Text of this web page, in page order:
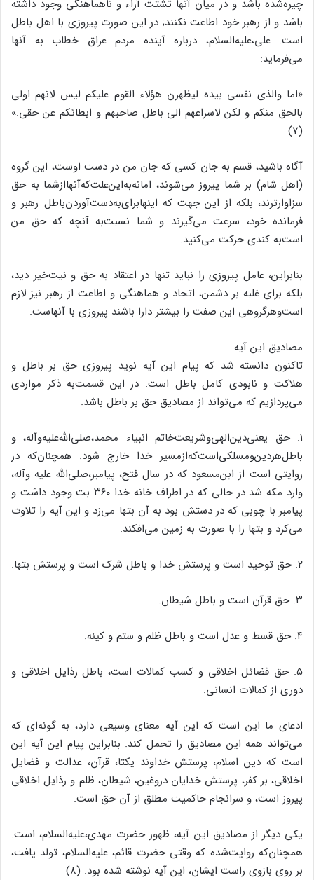
چیره‌‌شده باشد و در میان آنها تشتت آراء و ناهماهنگى وجود داشته
باشد و از رهبر خود اطاعت نکنند; در این صورت پیروزى با اهل باطل
است. على،علیه‌‌السلام، درباره آینده مردم عراق خطاب به آنها
مى‌‌فرماید:
«اما والذى نفسى بیده لیظهرن هؤلاء القوم علیکم لیس لانهم اولى
بالحق منکم و لکن لاسراعهم الى باطل صاحبهم و ابطائکم عن حقى.»
(7)
آگاه باشید، قسم به جان کسى که جان من در دست اوست، این گروه
(اهل شام) بر شما پیروز مى‌‌شوند، امانه‌‌به‌‌این‌‌علت‌‌که‌‌آنهاازشما به حق
سزاوارترند، بلکه از این جهت که اینهابراى‌‌به‌‌دست‌‌آوردن‌‌باطل رهبر و
فرمانده خود، سرعت مى‌‌گیرند و شما نسبت‌‌به آنچه که حق من
است‌‌به کندى حرکت مى‌‌کنید.
بنابراین، عامل پیروزى را نباید تنها در اعتقاد به حق و نیت‌‌خیر دید،
بلکه براى غلبه بر دشمن، اتحاد و هماهنگى و اطاعت از رهبر نیز لازم
است‌‌وهرگروهى این صفت را بیشتر دارا باشند پیروزى با آنهاست.
مصادیق این آیه
تاکنون دانسته شد که پیام این آیه نوید پیروزى حق بر باطل و
هلاکت و نابودى کامل باطل است. در این قسمت‌‌به ذکر مواردى
مى‌‌پردازیم که مى‌‌تواند از مصادیق حق بر باطل باشد.
۱. حق یعنى‌‌دین‌‌الهى‌‌وشریعت‌‌خاتم انبیاء محمد،صلى‌‌الله‌‌علیه‌‌وآله، و
باطل‌‌هردین‌‌ومسلکى‌‌است‌‌که‌‌ازمسیر خدا خارج شود. همچنان‌‌که در
روایتى است از ابن‌‌مسعود که در سال فتح، پیامبر،صلى‌‌الله علیه وآله،
وارد مکه شد در حالى که در اطراف خانه خدا ۳۶۰ بت وجود داشت و
پیامبر با چوبى که در دستش بود به آن بتها مى‌‌زد و این آیه را تلاوت
مى‌‌کرد و بتها را با صورت به زمین مى‌‌افکند.
۲. حق توحید است و پرستش خدا و باطل شرک است و پرستش بتها.
۳. حق قرآن است و باطل شیطان.
۴. حق قسط و عدل است و باطل ظلم و ستم و کینه.
۵. حق فضائل اخلاقى و کسب کمالات است، باطل رذایل اخلاقى و
دورى از کمالات انسانى.
ادعاى ما این است که این آیه معناى وسیعى دارد، به گونه‌‌اى که
مى‌‌تواند همه این مصادیق را تحمل کند. بنابراین پیام این آیه این
است که دین اسلام، پرستش خداوند یکتا، قرآن، عدالت و فضایل
اخلاقى، بر کفر، پرستش خدایان دروغین، شیطان، ظلم و رذایل اخلاقى
پیروز است، و سرانجام حاکمیت مطلق از آن حق است.
یکى دیگر از مصادیق این آیه، ظهور حضرت مهدى،علیه‌‌السلام، است.
همچنان‌‌که روایت‌‌شده که وقتى حضرت قائم، علیه‌‌السلام، تولد یافت،
بر روى بازوى راست ایشان، این آیه نوشته شده بود. (۸)